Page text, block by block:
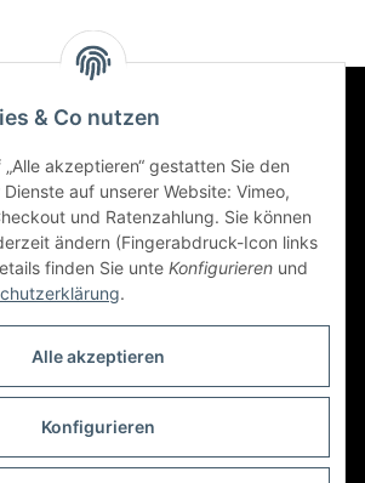
& Co nutzen
akzeptieren“ gestatten Sie den
auf unserer Website: Vimeo,
und Ratenzahlung. Sie können
ändern (Fingerabdruck-Icon links
finden Sie unte Konfigurieren und
.
Alle akzeptieren
Konfigurieren